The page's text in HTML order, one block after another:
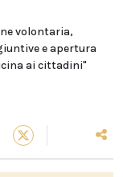
volontaria,
e apertura
ai cittadini"